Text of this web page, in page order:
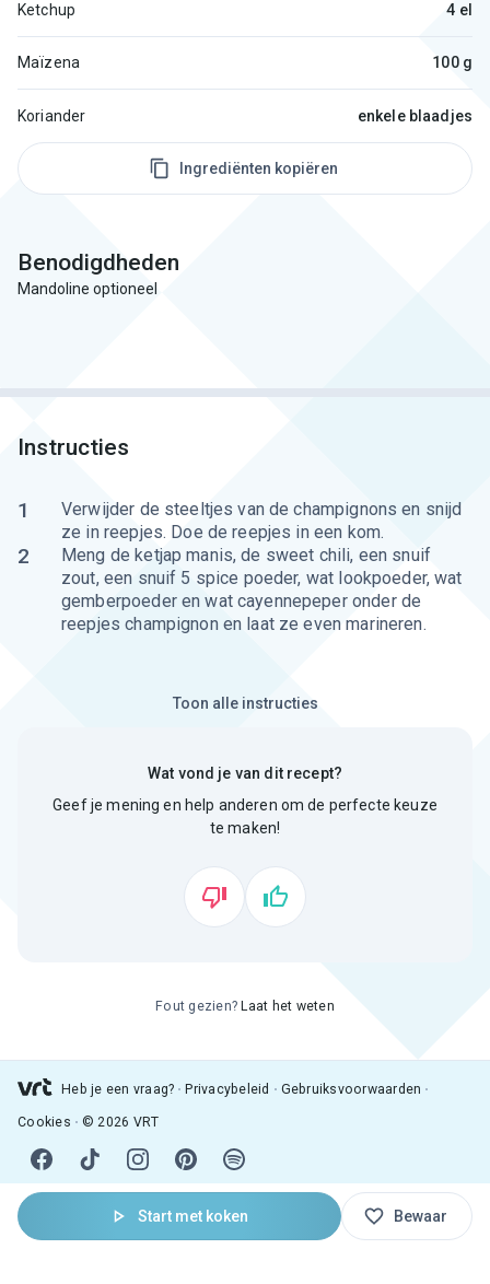
Start met koken Bewaar
Ketchup 4 el
Maïzena 100 g
Koriander enkele blaadjes
Ingrediënten kopiëren
Benodigdheden
Mandoline optioneel
Instructies
1
Verwijder de steeltjes van de champignons en snijd
ze in reepjes. Doe de reepjes in een kom.
2
Meng de ketjap manis, de sweet chili, een snuif
zout, een snuif 5 spice poeder, wat lookpoeder, wat
gemberpoeder en wat cayennepeper onder de
reepjes champignon en laat ze even marineren.
Toon alle instructies
Wat vond je van dit recept?
Geef je mening en help anderen om de perfecte keuze
te maken!
Fout gezien? Laat het weten
Heb je een vraag? Privacybeleid Gebruiksvoorwaarden
Cookies © 2026 VRT